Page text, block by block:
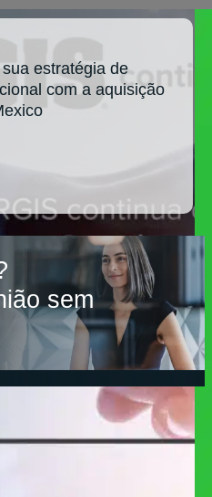
estratégia de
com a aquisição
sem